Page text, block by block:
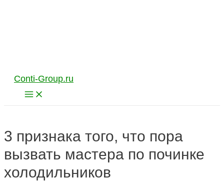
Conti-Group.ru
Main
Menu
3 признака того, что пора
вызвать мастера по починке
холодильников